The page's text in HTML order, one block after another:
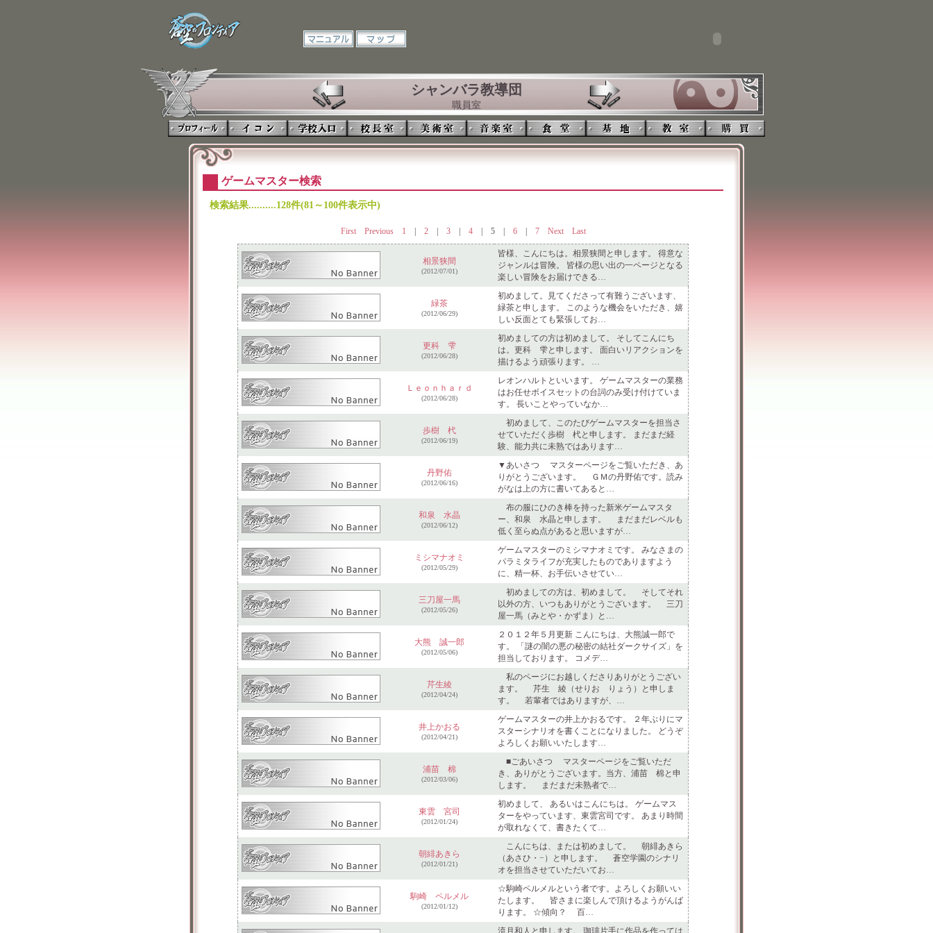
シャンバラ教導団
職員室
ゲームマスター検索
検索結果..........128件(81～100件表示中)
First Previous 1 2| 3| 4| 5| 6| 7 Next Last
相景狭間
(2012/07/01)
皆様、こんにちは。相景狭間と申します。 得意な
ジャンルは冒険。 皆様の思い出の一ページとなる
楽しい冒険をお届けできる…
緑茶
(2012/06/29)
初めまして。見てくださって有難うございます、
緑茶と申します。 このような機会をいただき、嬉
しい反面とても緊張してお…
更科 雫
(2012/06/28)
初めましての方は初めまして。 そしてこんにち
は。更科 雫と申します。 面白いリアクションを
描けるよう頑張ります。 …
Ｌｅｏｎｈａｒｄ
(2012/06/28)
レオンハルトといいます。 ゲームマスターの業務
はお任せボイスセットの台詞のみ受け付けていま
す。 長いことやっていなか…
歩樹 杙
(2012/06/19)
初めまして、このたびゲームマスターを担当さ
せていただく歩樹 杙と申します。 まだまだ経
験、能力共に未熟ではあります…
丹野佑
(2012/06/16)
▼あいさつ マスターページをご覧いただき、あ
りがとうございます。 ＧＭの丹野佑です。読み
がなは上の方に書いてあると…
和泉 水晶
(2012/06/12)
布の服にひのき棒を持った新米ゲームマスタ
ー、和泉 水晶と申します。 まだまだレベルも
低く至らぬ点があると思いますが…
ミシマナオミ
(2012/05/29)
ゲームマスターのミシマナオミです。 みなさまの
パラミタライフが充実したものでありますよう
に、精一杯、お手伝いさせてい…
三刀屋一馬
(2012/05/26)
初めましての方は、初めまして。 そしてそれ
以外の方、いつもありがとうございます。 三刀
屋一馬（みとや・かずま）と…
大熊 誠一郎
(2012/05/06)
２０１２年５月更新 こんにちは、大熊誠一郎で
す。 「謎の闇の悪の秘密の結社ダークサイズ」を
担当しております。 コメデ…
芹生綾
(2012/04/24)
私のページにお越しくださりありがとうござい
ます。 芹生 綾（せりお りょう）と申しま
す。 若輩者ではありますが、…
井上かおる
(2012/04/21)
ゲームマスターの井上かおるです。 ２年ぶりにマ
スターシナリオを書くことになりました。 どうぞ
よろしくお願いいたします…
浦苗 棉
(2012/03/06)
■ごあいさつ マスターページをご覧いただ
き、ありがとうございます。当方、浦苗 棉と申
します。 まだまだ未熟者で…
東雲 宮司
(2012/01/24)
初めまして、 あるいはこんにちは。 ゲームマス
ターをやっています、東雲宮司です。 あまり時間
が取れなくて、書きたくて…
朝緋あきら
(2012/01/21)
こんにちは、または初めまして。 朝緋あきら
（あさひ・−）と申します。 蒼空学園のシナリ
オを担当させていただいてお…
駒崎 ペルメル
(2012/01/12)
☆駒崎ペルメルという者です。よろしくお願いい
たします。 皆さまに楽しんで頂けるようがんば
ります。 ☆傾向？ 百…
流月和人と申します。 珈琲片手に作品を作っては